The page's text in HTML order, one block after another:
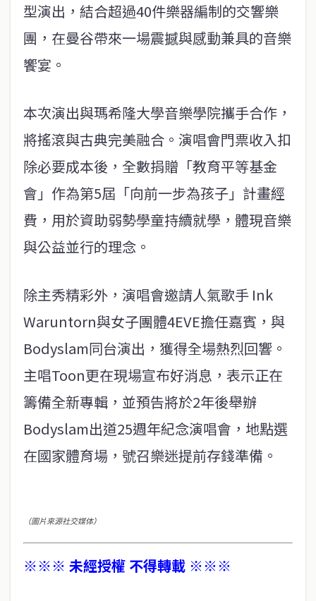
型演出，結合超過40件樂器編制的交響樂
團，在曼谷帶來一場震撼與感動兼具的音樂
饗宴。
本次演出與瑪希隆大學音樂學院攜手合作，
將搖滾與古典完美融合。演唱會門票收入扣
除必要成本後，全數捐贈「教育平等基金
會」作為第5屆「向前一步為孩子」計畫經
費，用於資助弱勢學童持續就學，體現音樂
與公益並行的理念。
除主秀精彩外，演唱會邀請人氣歌手 Ink
Waruntorn與女子團體4EVE擔任嘉賓，與
Bodyslam同台演出，獲得全場熱烈回響。
主唱Toon更在現場宣布好消息，表示正在
籌備全新專輯，並預告將於2年後舉辦
Bodyslam出道25週年紀念演唱會，地點選
在國家體育場，號召樂迷提前存錢準備。
（圖片來源社交媒体）
※※※ 未經授權 不得轉載 ※※※